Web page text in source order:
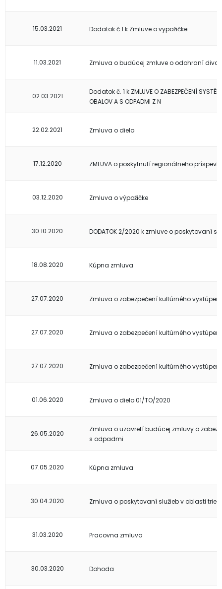
15.03.2021 Dodatok č.1 k Zmluve o vypožičke
11.03.2021 Zmluva o budúcej zmluve o odohraní
02.03.2021
Dodatok č. 1 k ZMLUVE O ZABEZPEČENÍ
OBALOV A S ODPADMI Z N
22.02.2021 Zmluva o dielo
17.12.2020 ZMLUVA o poskytnutí regionálneho
03.12.2020 Zmluva o výpožičke
30.10.2020 DODATOK 2/2020 k zmluve o poskytovaní
18.08.2020 Kúpna zmluva
27.07.2020 Zmluva o zabezpečení kultúrného
27.07.2020 Zmluva o zabezpečení kultúrného
27.07.2020 Zmluva o zabezpečení kultúrného
01.06.2020 Zmluva o dielo 01/TO/2020
26.05.2020
Zmluva o uzavretí budúcej zmluvy o
s odpadmi
07.05.2020 Kúpna zmluva
30.04.2020 Zmluva o poskytovaní služieb v oblasti
31.03.2020 Pracovna zmluva
30.03.2020 Dohoda